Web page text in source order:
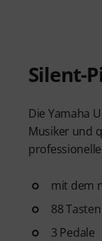
Silent-
Die Yamaha
Musiker und
mit dem
88 Tasten
3 Pedale